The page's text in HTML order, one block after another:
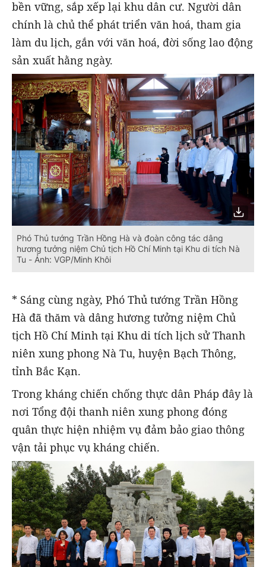
bền vững, sắp xếp lại khu dân cư. Người dân
chính là chủ thể phát triển văn hoá, tham gia
làm du lịch, gắn với văn hoá, đời sống lao động
sản xuất hằng ngày.
Phó Thủ tướng Trần Hồng Hà và đoàn công tác dâng
hương tưởng niệm Chủ tịch Hồ Chí Minh tại Khu di tích Nà
Tu - Ảnh: VGP/Minh Khôi
* Sáng cùng ngày, Phó Thủ tướng Trần Hồng
Hà đã thăm và dâng hương tưởng niệm Chủ
tịch Hồ Chí Minh tại Khu di tích lịch sử Thanh
niên xung phong Nà Tu, huyện Bạch Thông,
tỉnh Bắc Kạn.
Trong kháng chiến chống thực dân Pháp đây là
nơi Tổng đội thanh niên xung phong đóng
quân thực hiện nhiệm vụ đảm bảo giao thông
vận tải phục vụ kháng chiến.